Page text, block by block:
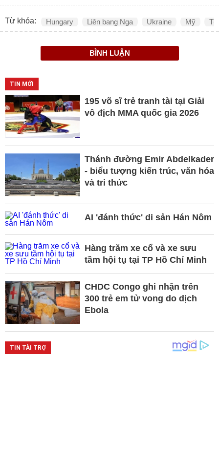
Từ khóa: Hungary Liên bang Nga Ukraine Mỹ
BÌNH LUẬN
TIN MỚI
195 võ sĩ trẻ tranh tài tại Giải
vô địch MMA quốc gia 2026
Thánh đường Emir Abdelkader
- biểu tượng kiến trúc, văn hóa
và tri thức
AI 'đánh thức' di sản Hán Nôm
Hàng trăm xe cổ và xe sưu
tầm hội tụ tại TP Hồ Chí Minh
CHDC Congo ghi nhận trên
300 trẻ em tử vong do dịch
Ebola